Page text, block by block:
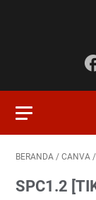
BERANDA / CANVA /
SPC1.2